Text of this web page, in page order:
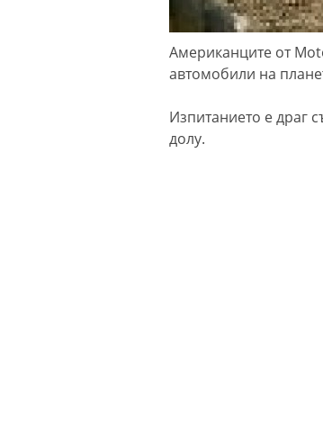
Американците от
автомобили на
Изпитанието е драг
долу.